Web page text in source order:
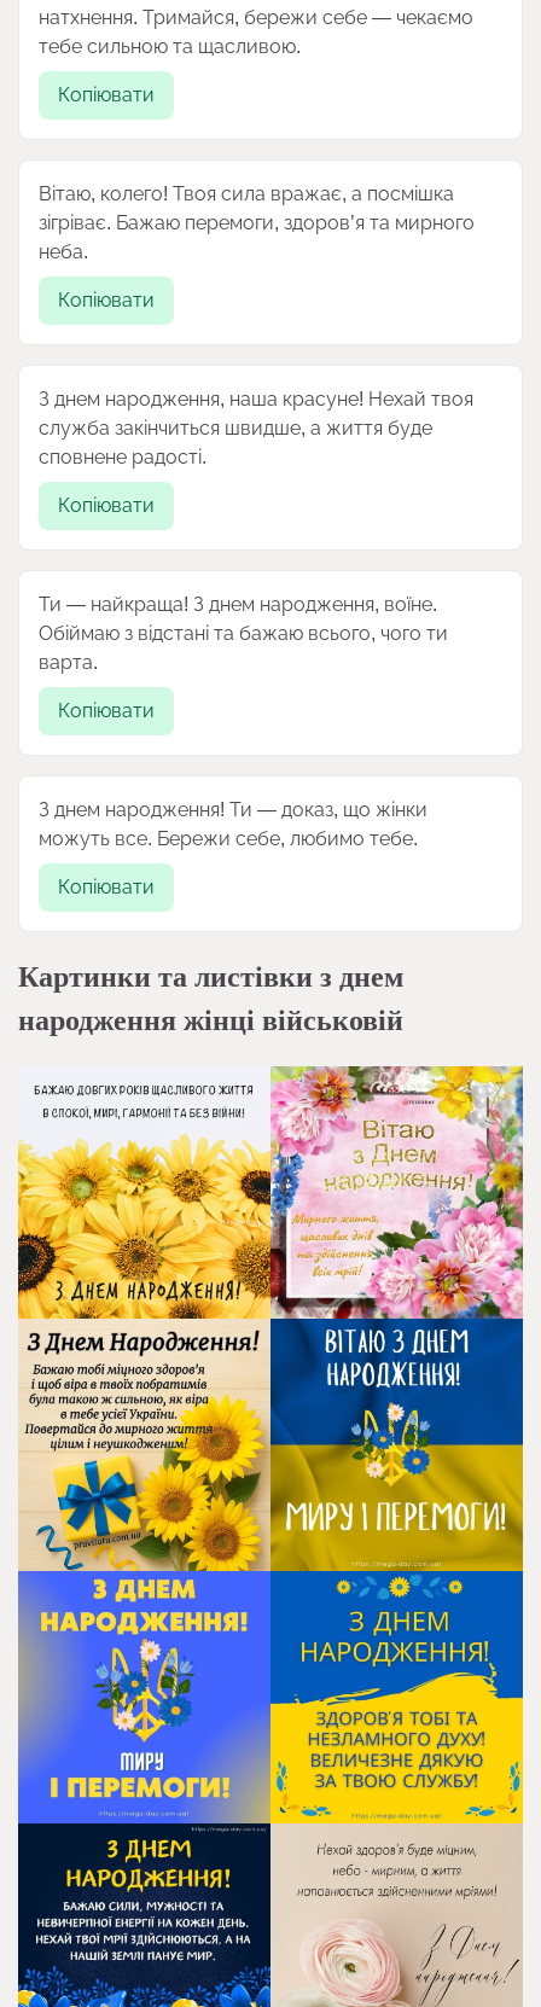
натхнення. Тримайся, бережи себе — чекаємо
тебе сильною та щасливою.
Копіювати
Вітаю, колего! Твоя сила вражає, а посмішка
зігріває. Бажаю перемоги, здоров’я та мирного
неба.
Копіювати
З днем народження, наша красуне! Нехай твоя
служба закінчиться швидше, а життя буде
сповнене радості.
Копіювати
Ти — найкраща! З днем народження, воїне.
Обіймаю з відстані та бажаю всього, чого ти
варта.
Копіювати
З днем народження! Ти — доказ, що жінки
можуть все. Бережи себе, любимо тебе.
Копіювати
Картинки та листівки з днем
народження жінці військовій